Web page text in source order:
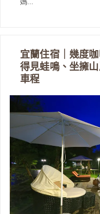
宜蘭住宿｜幾度
得見蛙鳴、坐擁
車程